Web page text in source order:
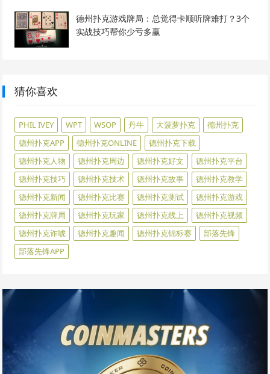
德州扑克游戏牌局：总觉得卡顺听牌难打？3个
实战技巧帮你少亏多赢
猜你喜欢
PHIL IVEY WPT WSOP 丹牛 大菠萝扑克
德州扑克
德州扑克APP
德州扑克ONLINE
德州扑克下载
德州扑克人物
德州扑克周边 德州扑克好文
德州扑克平台
德州扑克技巧
德州扑克技术 德州扑克故事
德州扑克教学
德州扑克新闻
德州扑克比赛 德州扑克测试
德州扑克游戏
德州扑克牌局
德州扑克玩家 德州扑克线上
德州扑克视频
德州扑克诈唬
德州扑克趣闻 德州扑克锦标赛
部落先锋
部落先锋APP